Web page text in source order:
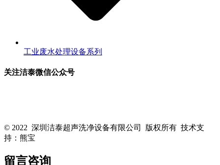
工业废水处理设备系列
关注洁泰微信公众号
© 2022 深圳洁泰超声洗净设备有限公司 版权所有 技术支
持：熊宝
留言咨询